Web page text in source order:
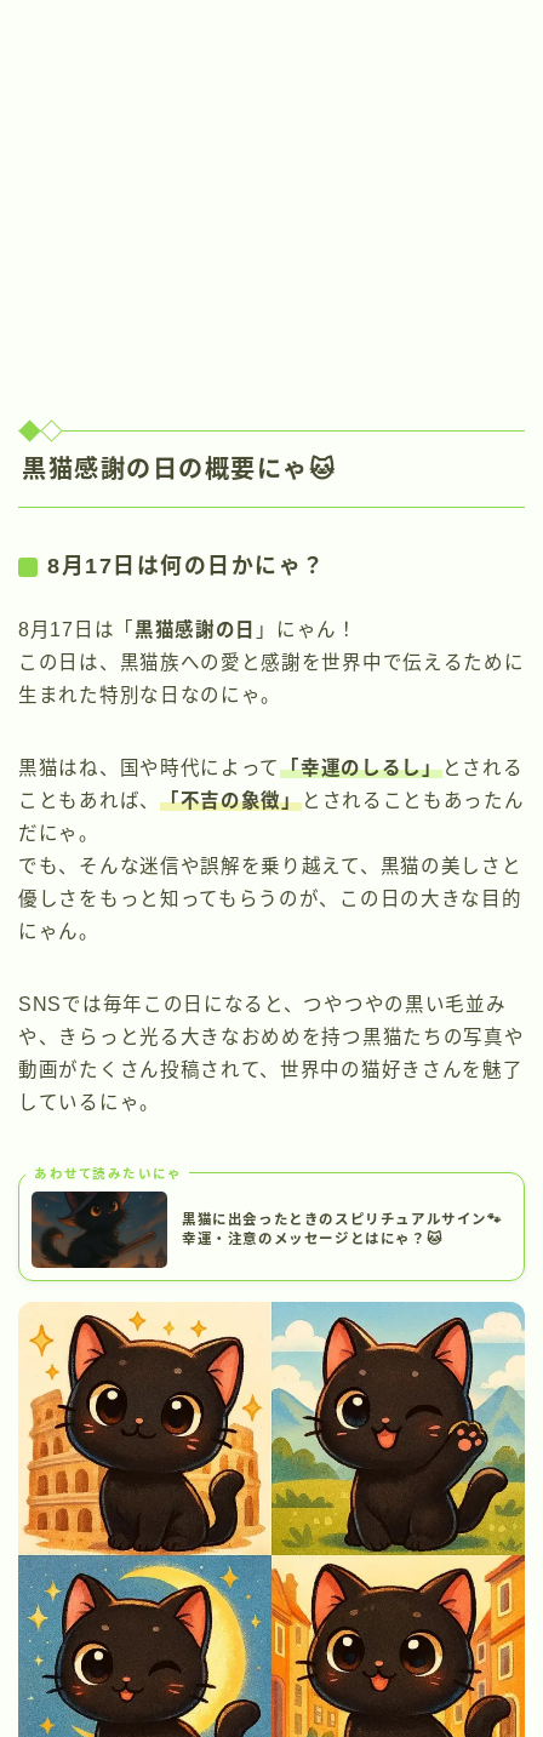
黒猫感謝の日の概要にゃ🐱
8月17日は何の日かにゃ？
8月17日は「 黒猫感謝の日 」にゃん！
この日は、黒猫族への愛と感謝を世界中で伝えるために
生まれた特別な日なのにゃ。
黒猫はね、国や時代によって「幸運のしるし」とされる
こともあれば、 「不吉の象徴」とされることもあったん
だにゃ。
でも、そんな迷信や誤解を乗り越えて、黒猫の美しさと
優しさをもっと知ってもらうのが、この日の大きな目的
にゃん。
SNSでは毎年この日になると、つやつやの黒い毛並み
や、きらっと光る大きなおめめを持つ黒猫たちの写真や
動画がたくさん投稿されて、世界中の猫好きさんを魅了
しているにゃ。
あわせて読みたいにゃ
黒猫に出会ったときのスピリチュアルサイン🐾
幸運・注意のメッセージとはにゃ？🐱